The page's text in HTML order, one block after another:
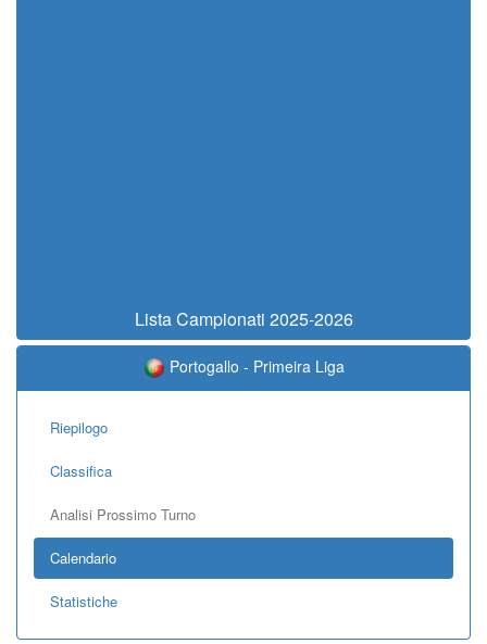
Lista Campionati 2025-2026
Portogallo - Primeira Liga
Riepilogo
Classifica
Analisi Prossimo Turno
Calendario
Statistiche